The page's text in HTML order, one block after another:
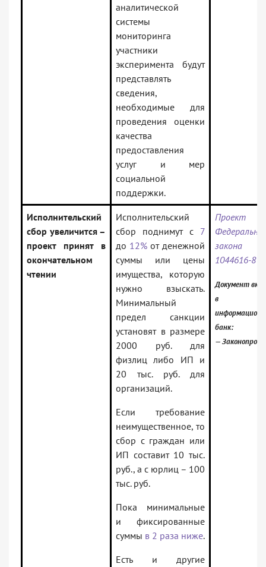
аналитической
системы
мониторинга
участники
эксперимента будут
представлять
сведения,
необходимые для
проведения оценки
качества
предоставления
услуг и мер
социальной
поддержки.
Исполнительский
сбор увеличится –
проект принят в
окончательном
чтении
Исполнительский
сбор поднимут с 7
до 12% от денежной
суммы или цены
имущества, которую
нужно взыскать.
Минимальный
предел санкции
установят в размере
2000 руб. для
физлиц либо ИП и
20 тыс. руб. для
организаций.
Если требование
неимущественное, то
сбор с граждан или
ИП составит 10 тыс.
руб., а с юрлиц – 100
тыс. руб.
Пока минимальные
и фиксированные
суммы в 2 раза ниже.
Есть и другие
Проект
1044616-8
Документ
в
банк:
—